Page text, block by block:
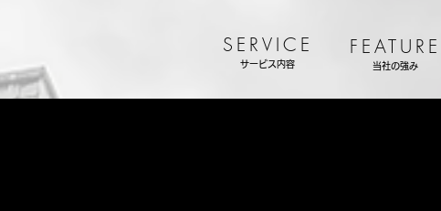
SERVICE
サービス内容
FEATURE
当社の強み